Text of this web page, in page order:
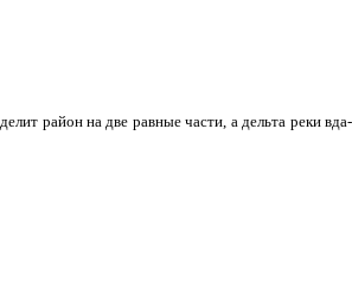
район на две равные части, а дельта реки вда­